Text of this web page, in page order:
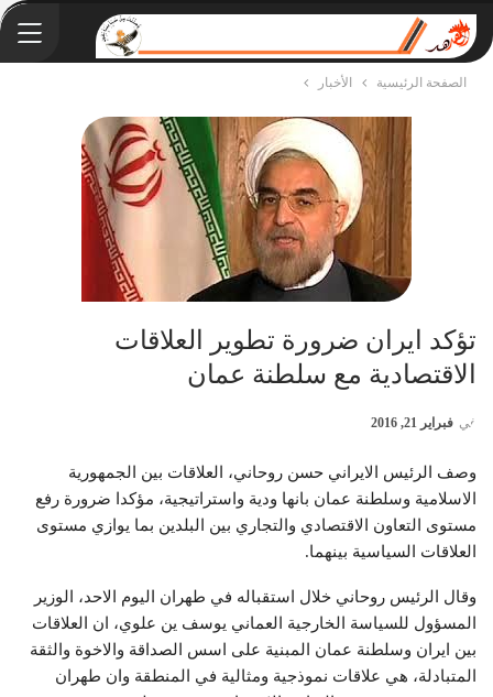
الصفحة الرئيسية الأخبار
تؤكد ايران ضرورة تطوير العلاقات
الاقتصادية مع سلطنة عمان
في فبراير 21, 2016
وصف الرئيس الايراني حسن روحاني، العلاقات بين الجمهورية
الاسلامية وسلطنة عمان بانها ودية واستراتيجية، مؤكدا ضرورة رفع
مستوى التعاون الاقتصادي والتجاري بين البلدين بما يوازي مستوى
العلاقات السياسية بينهما.
وقال الرئيس روحاني خلال استقباله في طهران اليوم الاحد، الوزير
المسؤول للسياسة الخارجية العماني يوسف ين علوي، ان العلاقات
بين ايران وسلطنة عمان المبنية على اسس الصداقة والاخوة والثقة
المتبادلة، هي علاقات نموذجية ومثالية في المنطقة وان طهران